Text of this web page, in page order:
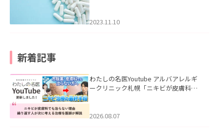
2023.11.10
新着記事
わたしの名医Youtube アルバアレルギ
ークリニック札幌「ニキビが皮膚科で
ました。
2026.08.07